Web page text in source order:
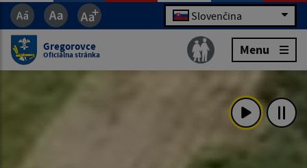
Slovenčina
Gregorovce
Oficiálna stránka Menu